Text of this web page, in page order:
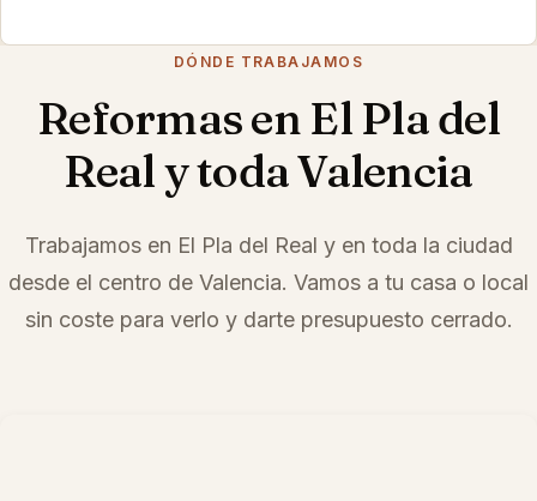
DÓNDE TRABAJAMOS
Reformas enEl Pla del
Realy toda Valencia
Trabajamos en El Pla del Real y en toda la ciudad
desde el centro de Valencia. Vamos a tu casa o local
sin coste para verlo y darte presupuesto cerrado.